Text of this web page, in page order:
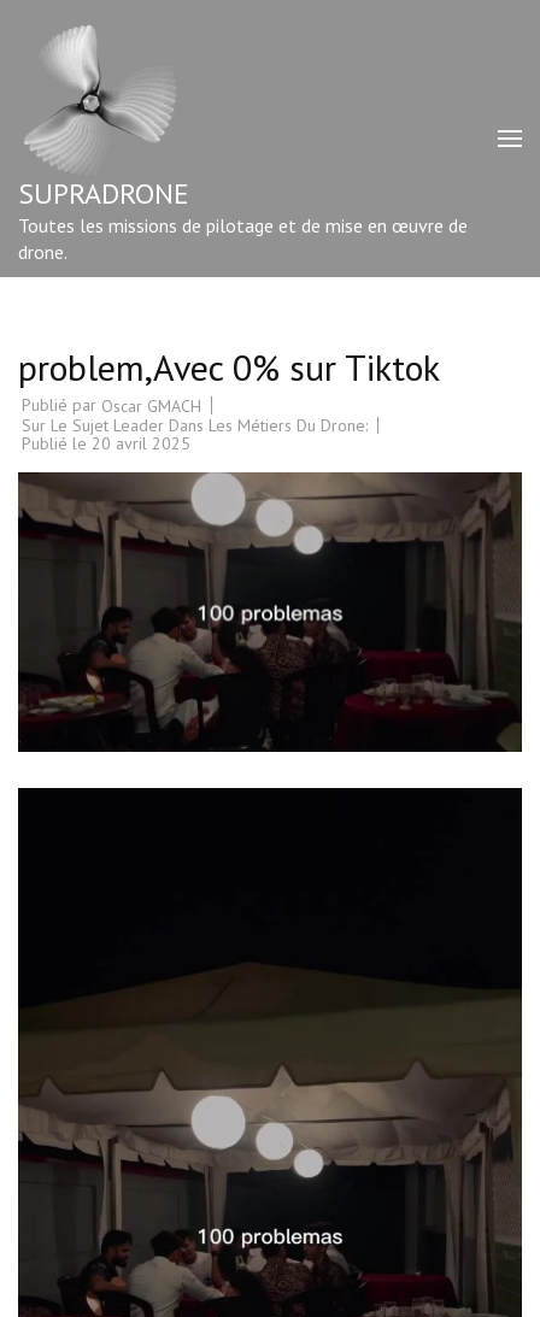
contenu
Entrée)
SUPRADRONE
Toutes les missions de pilotage et de mise en œuvre de
drone.
problem,Avec 0% sur Tiktok
Publié par Oscar GMACH
Sur Le Sujet Leader Dans Les Métiers Du Drone:
Publié le 20 avril 2025